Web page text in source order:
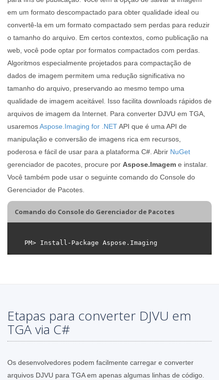
em um formato descompactado para obter qualidade ideal ou
convertê-la em um formato compactado sem perdas para reduzir
o tamanho do arquivo. Em certos contextos, como publicação na
web, você pode optar por formatos compactados com perdas.
Algoritmos especialmente projetados para compactação de
dados de imagem permitem uma redução significativa no
tamanho do arquivo, preservando ao mesmo tempo uma
qualidade de imagem aceitável. Isso facilita downloads rápidos de
arquivos de imagem da Internet. Para converter DJVU em TGA,
usaremosAspose.Imaging for .NETAPI que é uma API de
manipulação e conversão de imagens rica em recursos,
poderosa e fácil de usar para a plataforma C#. Abrir NuGet
gerenciador de pacotes, procure por Aspose.Imagem e instalar.
Você também pode usar o seguinte comando do Console do
Gerenciador de Pacotes.
Comando do Console do Gerenciador de Pacotes
Etapas para converter DJVU em
TGA via C#
Os desenvolvedores podem facilmente carregar e converter
arquivos DJVU para TGA em apenas algumas linhas de código.